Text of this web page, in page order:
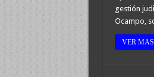
gestión
Ocampo,
VER